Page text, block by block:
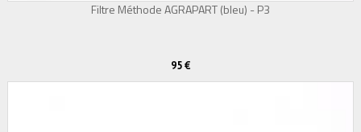
Filtre Méthode AGRAPART (bleu) - P3
95 €